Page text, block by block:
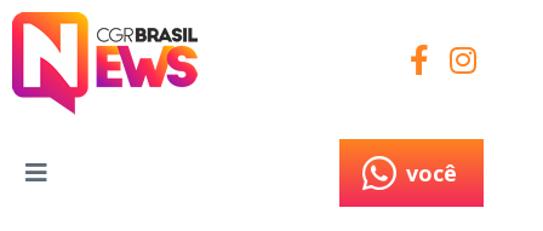
você